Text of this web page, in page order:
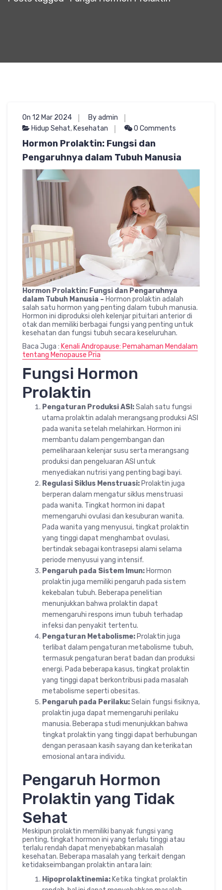
On 12 Mar 2024
By admin
Hidup Sehat, Kesehatan 0 Comments
Hormon Prolaktin: Fungsi dan
Pengaruhnya dalam Tubuh Manusia
Hormon Prolaktin: Fungsi dan Pengaruhnya
dalam Tubuh Manusia – Hormon prolaktin adalah
salah satu hormon yang penting dalam tubuh manusia.
Hormon ini diproduksi oleh kelenjar pituitari anterior di
otak dan memiliki berbagai fungsi yang penting untuk
kesehatan dan fungsi tubuh secara keseluruhan.
Baca Juga : Kenali Andropause: Pemahaman Mendalam
tentang Menopause Pria
Fungsi Hormon
Prolaktin
Pengaturan Produksi ASI:Salah satu fungsi
utama prolaktin adalah merangsang produksi ASI
pada wanita setelah melahirkan. Hormon ini
membantu dalam pengembangan dan
pemeliharaan kelenjar susu serta merangsang
produksi dan pengeluaran ASI untuk
menyediakan nutrisi yang penting bagi bayi.
Regulasi Siklus Menstruasi: Prolaktin juga
berperan dalam mengatur siklus menstruasi
pada wanita. Tingkat hormon ini dapat
memengaruhi ovulasi dan kesuburan wanita.
Pada wanita yang menyusui, tingkat prolaktin
yang tinggi dapat menghambat ovulasi,
bertindak sebagai kontrasepsi alami selama
periode menyusui yang intensif.
Pengaruh pada Sistem Imun: Hormon
prolaktin juga memiliki pengaruh pada sistem
kekebalan tubuh. Beberapa penelitian
menunjukkan bahwa prolaktin dapat
memengaruhi respons imun tubuh terhadap
infeksi dan penyakit tertentu.
Pengaturan Metabolisme: Prolaktin juga
terlibat dalam pengaturan metabolisme tubuh,
termasuk pengaturan berat badan dan produksi
energi. Pada beberapa kasus, tingkat prolaktin
yang tinggi dapat berkontribusi pada masalah
metabolisme seperti obesitas.
Pengaruh pada Perilaku:Selain fungsi fisiknya,
prolaktin juga dapat memengaruhi perilaku
manusia. Beberapa studi menunjukkan bahwa
tingkat prolaktin yang tinggi dapat berhubungan
dengan perasaan kasih sayang dan keterikatan
emosional antara individu.
Pengaruh Hormon
Prolaktin yang Tidak
Sehat
Meskipun prolaktin memiliki banyak fungsi yang
penting, tingkat hormon ini yang terlalu tinggi atau
terlalu rendah dapat menyebabkan masalah
kesehatan. Beberapa masalah yang terkait dengan
ketidakseimbangan prolaktin antara lain:
Hipoprolaktinemia: Ketika tingkat prolaktin